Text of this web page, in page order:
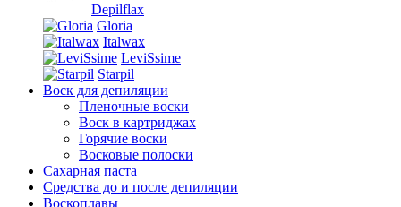
Depilflax
Gloria
Italwax
LeviSsime
Starpil
Воск для депиляции
Пленочные воски
Воск в картриджах
Горячие воски
Восковые полоски
Сахарная паста
Средства до и после депиляции
Воскоплавы